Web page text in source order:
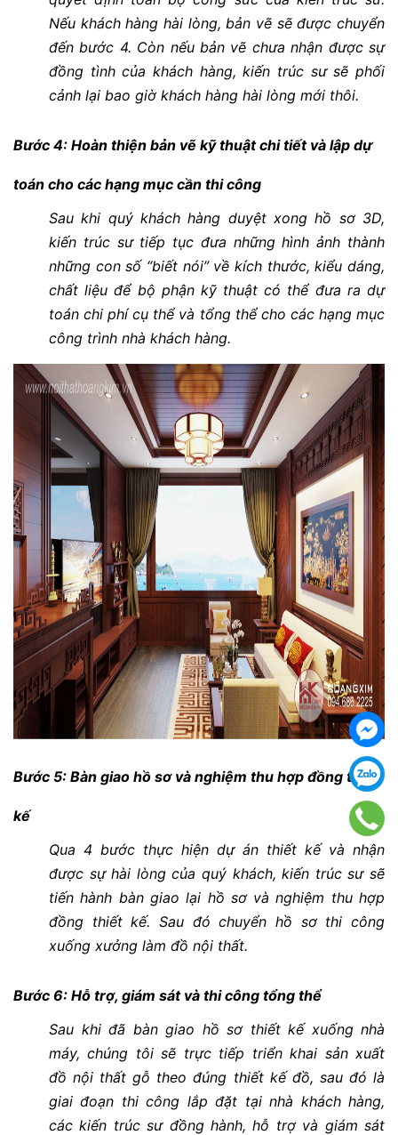
Nếu khách hàng hài lòng, bản vẽ sẽ được chuyển
đến bước 4. Còn nếu bản vẽ chưa nhận được sự
đồng tình của khách hàng, kiến trúc sư sẽ phối
cảnh lại bao giờ khách hàng hài lòng mới thôi.
Bước 4: Hoàn thiện bản vẽ kỹ thuật chi tiết và lập dự
toán cho các hạng mục cần thi công
Sau khi quý khách hàng duyệt xong hồ sơ 3D,
kiến trúc sư tiếp tục đưa những hình ảnh thành
những con số “biết nói” về kích thước, kiểu dáng,
chất liệu để bộ phận kỹ thuật có thể đưa ra dự
toán chi phí cụ thể và tổng thể cho các hạng mục
công trình nhà khách hàng.
Bước 5: Bàn giao hồ sơ và nghiệm thu hợp đồng thiết
kế
Qua 4 bước thực hiện dự án thiết kế và nhận
được sự hài lòng của quý khách, kiến trúc sư sẽ
tiến hành bàn giao lại hồ sơ và nghiệm thu hợp
đồng thiết kế. Sau đó chuyển hồ sơ thi công
xuống xưởng làm đồ nội thất.
Bước 6: Hỗ trợ, giám sát và thi công tổng thể
Sau khi đã bàn giao hồ sơ thiết kế xuống nhà
máy, chúng tôi sẽ trực tiếp triển khai sản xuất
đồ nội thất gỗ theo đúng thiết kế đồ, sau đó là
giai đoạn thi công lắp đặt tại nhà khách hàng,
các kiến trúc sư đồng hành, hỗ trợ và giám sát